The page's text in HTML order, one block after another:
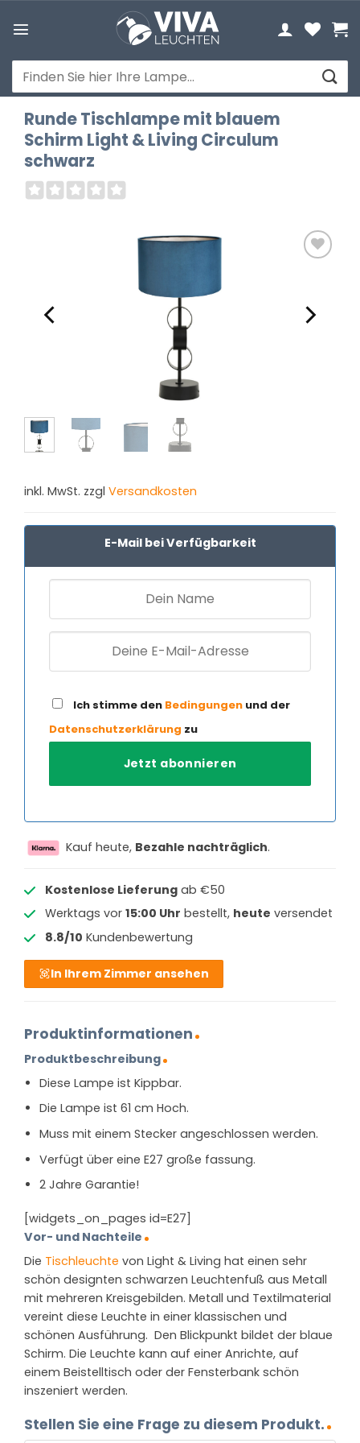
Inhalt
Suchen
nach:
Runde Tischlampe mit blauem
Schirm Light & Living Circulum
schwarz
inkl. MwSt. zzgl Versandkosten
E-Mail bei Verfügbarkeit
Ich stimme den Bedingungen und der
Datenschutzerklärung zu
Kauf heute, Bezahle nachträglich.
Kostenlose Lieferungab €50
Werktags vor 15:00 Uhr bestellt, heute versendet
8.8/10 Kundenbewertung
In Ihrem Zimmer ansehen
Produktinformationen
Produktbeschreibung
Diese Lampe ist Kippbar.
Die Lampe ist 61 cm Hoch.
Muss mit einem Stecker angeschlossen werden.
Verfügt über eine E27 große fassung.
2 Jahre Garantie!
[widgets_on_pages id=E27]
Vor- und Nachteile
Die Tischleuchte von Light & Living hat einen sehr
schön designten schwarzen Leuchtenfuß aus Metall
mit mehreren Kreisgebilden. Metall und Textilmaterial
vereint diese Leuchte in einer klassischen und
schönen Ausführung. Den Blickpunkt bildet der blaue
Schirm. Die Leuchte kann auf einer Anrichte, auf
einem Beistelltisch oder der Fensterbank schön
inszeniert werden.
Stellen Sie eine Frage zu diesem Produkt.